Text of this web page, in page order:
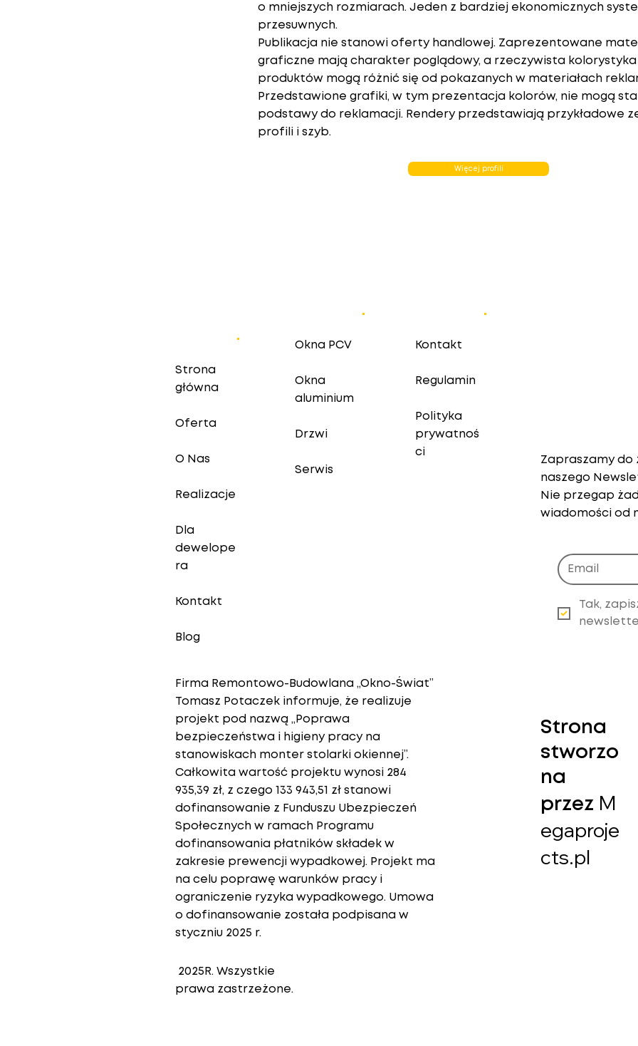
o mniejszych rozmiarach. Jeden z bardziej ekonomicznych
przesuwnych.
Publikacja nie stanowi oferty handlowej. Zaprezentowane
graficzne mają charakter poglądowy, a rzeczywista
produktów mogą różnić się od pokazanych w materiałach
Przedstawione grafiki, w tym prezentacja kolorów, nie mogą
podstawy do reklamacji. Rendery przedstawiają przykładowe
profili i szyb.
Więcej profili
.
Strona
główna
Oferta
O Nas
Realizacje
Dla
dewelope
ra
Kontakt
Blog
.
Okna PCV
Okna
aluminium
Drzwi
Serwis
.
Kontakt
Regulamin
Polityka
prywatnoś
ci
Firma Remontowo-Budowlana „Okno-Świat”
Tomasz Potaczek informuje, że realizuje
projekt pod nazwą „Poprawa
bezpieczeństwa i higieny pracy na
stanowiskach monter stolarki okiennej”.
Całkowita wartość projektu wynosi 284
935,39 zł, z czego 133 943,51 zł stanowi
dofinansowanie z Funduszu Ubezpieczeń
Społecznych w ramach Programu
dofinansowania płatników składek w
zakresie prewencji wypadkowej. Projekt ma
na celu poprawę warunków pracy i
ograniczenie ryzyka wypadkowego. Umowa
o dofinansowanie została podpisana w
styczniu 2025 r.
2025R. Wszystkie
prawa zastrzeżone.
Zapraszamy do
naszego
Nie przegap
wiadomości od
Tak,
Strona
stworzo
na
przez M
egaproje
cts.pl